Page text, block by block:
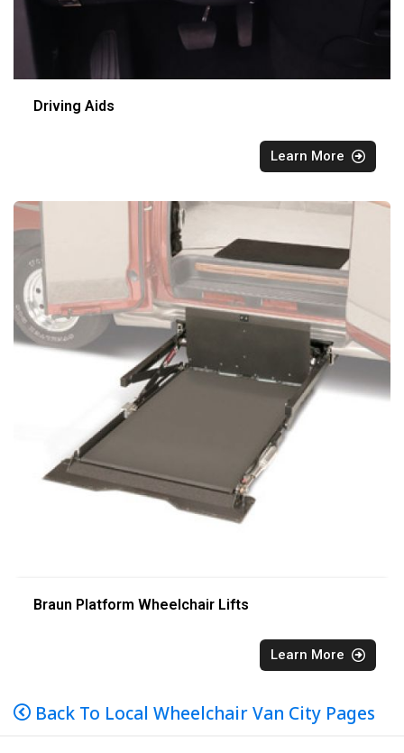
Driving Aids
Learn More
Braun Platform Wheelchair Lifts
Learn More
Back To Local Wheelchair Van City Pages